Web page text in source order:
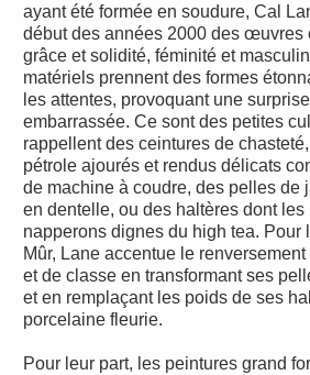
ayant été formée en soudure, Cal
début des années 2000 des œuvres
grâce et solidité, féminité et
matériels prennent des formes
les attentes, provoquant une
embarrassée. Ce sont des petites
rappellent des ceintures de
pétrole ajourés et rendus délicats
de machine à coudre, des pelles de
en dentelle, ou des haltères dont
napperons dignes du high tea. Pour
Mûr, Lane accentue le
et de classe en transformant ses
et en remplaçant les poids de ses
porcelaine fleurie.
Pour leur part, les peintures grand